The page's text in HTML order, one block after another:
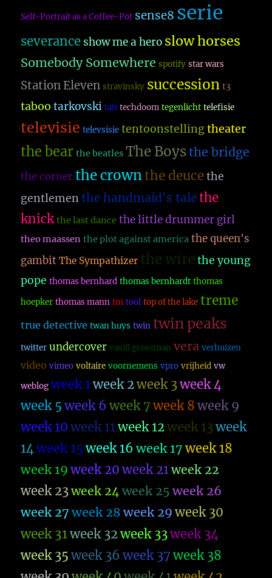
Self-Portrait as a Coffee-Pot sense8 serie
severance show me a hero slow horses
Somebody Somewhere spotify star wars
Station Eleven stravinsky succession t3
taboo tarkovski tati techdoom tegenlicht telefisie
televisie televsisie tentoonstelling theater
the bear the beatles The Boysthe bridge
the corner the crownthe deuce the
gentlemen the handmaid's talethe
knick the last dance the little drummer girl
theo maassen the plot against america the queen's
gambit The Sympathizer the wire the young
pope thomas bernhard thomas bernhardt thomas
hoepker thomas mann tm tool top of the lake treme
true detective twan huys twin twin peaks
twitter undercover vasili grossman vera verhuizen
video vimeo voltaire voornemens vpro vrijheid vw
weblog week 1week 2week 3week 4
week 5 week 6 week 7 week 8 week 9
week 10 week 11week 12week 13 week
14week 15 week 16 week 17 week 18
week 19 week 20 week 21week 22
week 23week 24week 25 week 26
week 27 week 28 week 29 week 30
week 31week 32week 33week 34
week 35 week 36 week 37 week 38